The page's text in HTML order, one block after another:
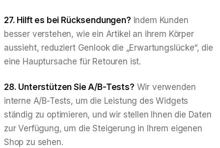
27. Hilft es bei Rücksendungen? Indem Kunden
besser verstehen, wie ein Artikel an ihrem Körper
aussieht, reduziert Genlook die „Erwartungslücke“, die
eine Hauptursache für Retouren ist.
28. Unterstützen Sie A/B-Tests? Wir verwenden
interne A/B-Tests, um die Leistung des Widgets
ständig zu optimieren, und wir stellen Ihnen die Daten
zur Verfügung, um die Steigerung in Ihrem eigenen
Shop zu sehen.